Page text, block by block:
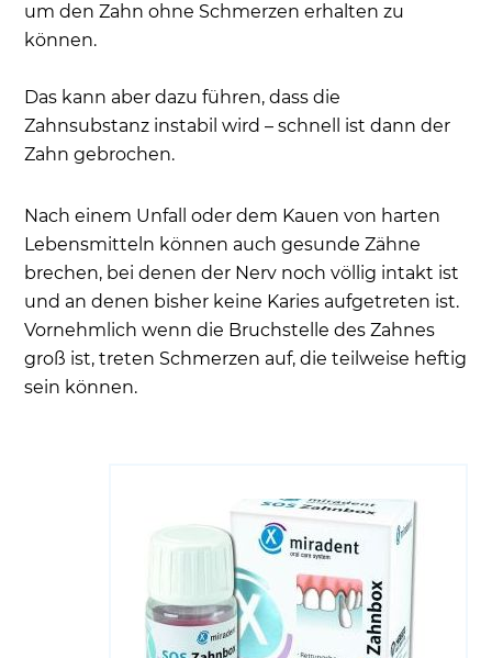
um den Zahn ohne Schmerzen erhalten zu
können.
Das kann aber dazu führen, dass die
Zahnsubstanz instabil wird – schnell ist dann der
Zahn gebrochen.
Nach einem Unfall oder dem Kauen von harten
Lebensmitteln können auch gesunde Zähne
brechen, bei denen der Nerv noch völlig intakt ist
und an denen bisher keine Karies aufgetreten ist.
Vornehmlich wenn die Bruchstelle des Zahnes
groß ist, treten Schmerzen auf, die teilweise heftig
sein können.